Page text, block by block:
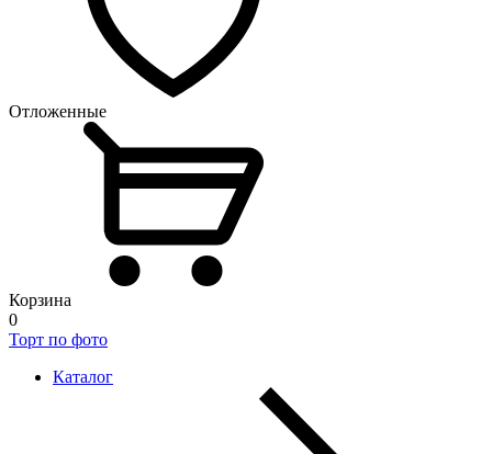
Отложенные
Корзина
0
Торт по фото
Каталог